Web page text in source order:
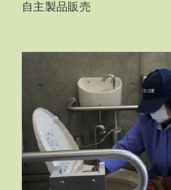
自主製品販売